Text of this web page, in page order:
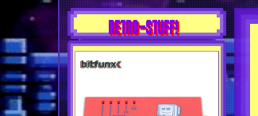
RETRO-STUFF!